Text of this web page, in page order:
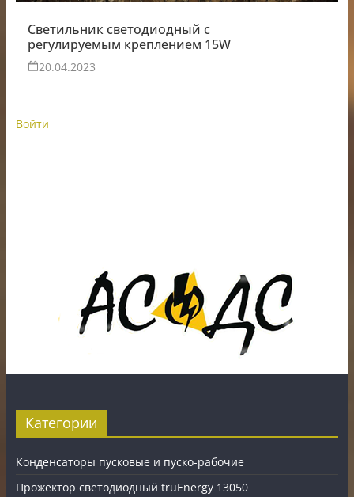
Светильник светодиодный с
регулируемым креплением 15W
20.04.2023
Войти
Категории
Конденсаторы пусковые и пуско-рабочие
Прожектор светодиодный truEnergy 13050